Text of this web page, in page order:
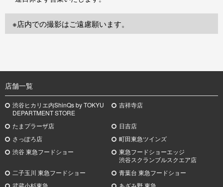
※店内での撮影はご遠慮願います。
店舗一覧
渋谷ヒカリエ内ShinQs by TOKYU
DEPARTMENT STORE
吉祥寺店
たまプラーザ店
日吉店
さっぽろ店
町田東急ツインズ
渋谷 東急フードショー
東急フードショーエッジ
渋谷スクランブルスクエア店
二子玉川 東急フードショー
青葉台 東急フードショー